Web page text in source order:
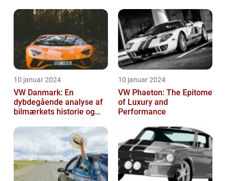
Bilentusiaster
10 januar 2024
VW Danmark: En
dybdegående analyse af
bilmærkets historie og
10 januar 2024
VW Phaeton: The Epitome
of Luxury and
Performance